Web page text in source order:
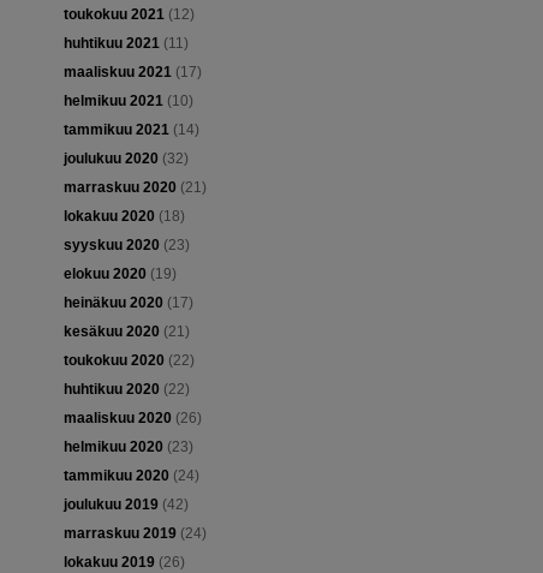
toukokuu 2021(12)
huhtikuu 2021(11)
maaliskuu 2021(17)
helmikuu 2021(10)
tammikuu 2021(14)
joulukuu 2020 (32)
marraskuu 2020 (21)
lokakuu 2020 (18)
syyskuu 2020 (23)
elokuu 2020 (19)
heinäkuu 2020 (17)
kesäkuu 2020 (21)
toukokuu 2020 (22)
huhtikuu 2020 (22)
maaliskuu 2020 (26)
helmikuu 2020 (23)
tammikuu 2020 (24)
joulukuu 2019(42)
marraskuu 2019(24)
lokakuu 2019(26)